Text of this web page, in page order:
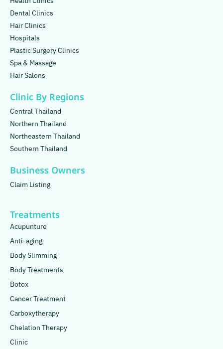
Dental Clinics
Hair Clinics
Hospitals
Plastic Surgery Clinics
Spa & Massage
Hair Salons
Clinic By Regions
Central Thailand
Northern Thailand
Northeastern Thailand
Southern Thailand
Business Owners
Claim Listing
Treatments
Acupunture
Anti-aging
Body Slimming
Body Treatments
Botox
Cancer Treatment
Carboxytherapy
Chelation Therapy
Clinic